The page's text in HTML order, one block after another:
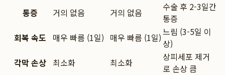
통증 거의 없음 거의 없음
수술 후 2-3일간
통증
회복 속도
매우 빠름 (1일) 매우 빠름 (1일)느림 (3-5일 이
상)
각막 손상 최소화 최소화
상피세포 제거
로 손상 큼